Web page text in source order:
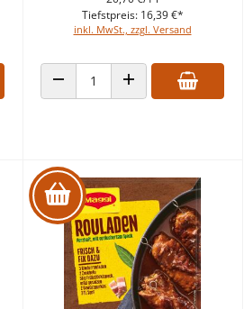
inkl. MwSt., zzgl. Versand
Tiefstpreis: 16,39 €*
ANZAHL VERRINGERNANZAHL ERHÖHEN